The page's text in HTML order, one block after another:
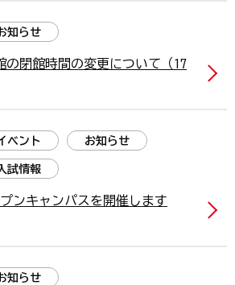
知らせ
の閉館時間の変更について（17
ベント お知らせ
試情報
ンキャンパスを開催します
知らせ